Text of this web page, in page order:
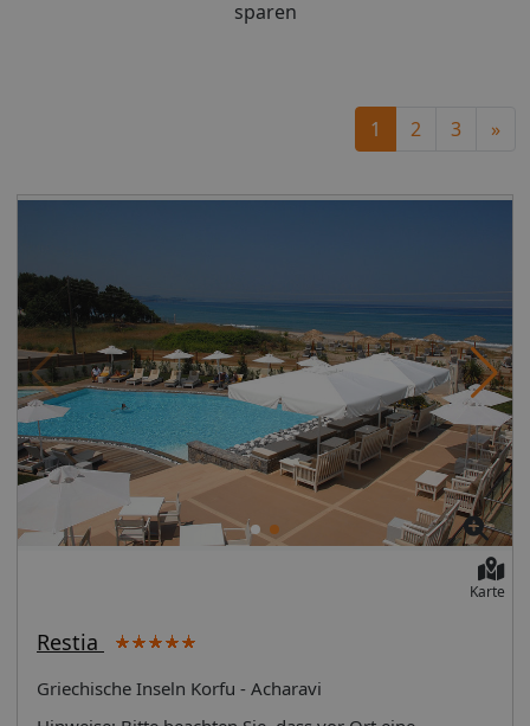
sparen
Karte
Restia
Griechische Inseln Korfu - Acharavi
1 2 3 »